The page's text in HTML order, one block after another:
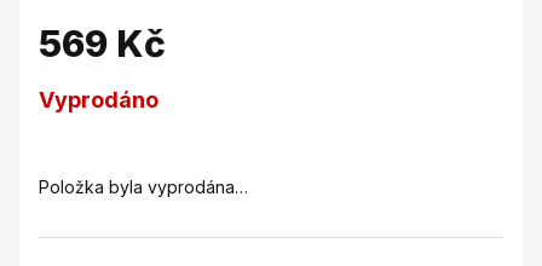
569 Kč
cena:
Vyprodáno
Položka byla vyprodána…